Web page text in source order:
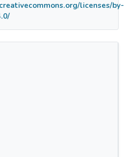
licenses/by-